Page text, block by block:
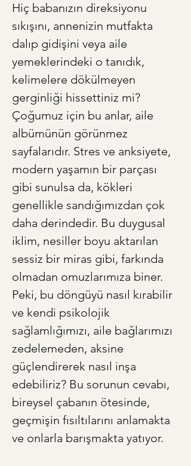
Hiç babanızın direksiyonu
sıkışını, annenizin mutfakta
dalıp gidişini veya aile
yemeklerindeki o tanıdık,
kelimelere dökülmeyen
gerginliği hissettiniz mi?
Çoğumuz için bu anlar, aile
albümünün görünmez
sayfalarıdır. Stres ve anksiyete,
modern yaşamın bir parçası
gibi sunulsa da, kökleri
genellikle sandığımızdan çok
daha derindedir. Bu duygusal
iklim, nesiller boyu aktarılan
sessiz bir miras gibi, farkında
olmadan omuzlarımıza biner.
Peki, bu döngüyü nasıl kırabilir
ve kendi psikolojik
sağlamlığımızı, aile bağlarımızı
zedelemeden, aksine
güçlendirerek nasıl inşa
edebiliriz? Bu sorunun cevabı,
bireysel çabanın ötesinde,
geçmişin fısıltılarını anlamakta
ve onlarla barışmakta yatıyor.